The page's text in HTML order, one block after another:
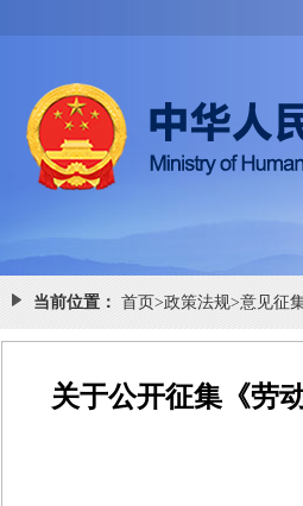
当前位置： 首页>政策法规>意见征
关于公开征集《劳